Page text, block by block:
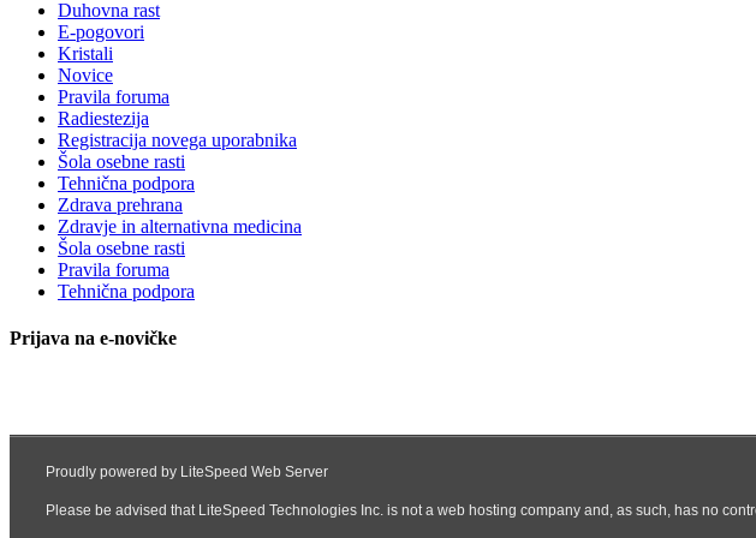
Duhovna rast
E-pogovori
Kristali
Novice
Pravila foruma
Radiestezija
Registracija novega uporabnika
Šola osebne rasti
Tehnična podpora
Zdrava prehrana
Zdravje in alternativna medicina
Šola osebne rasti
Pravila foruma
Tehnična podpora
Prijava na e-novičke